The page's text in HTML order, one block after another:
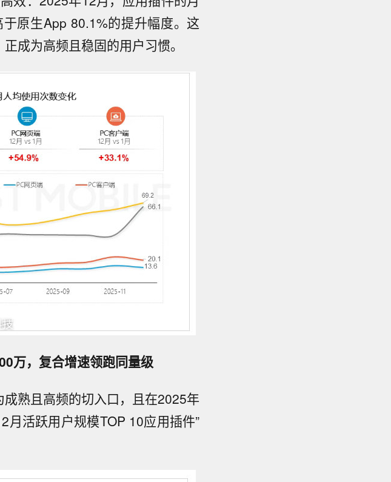
原生App 80.1%的提升幅度。这
成为高频且稳固的用户习惯。
万，复合增速领跑同量级
熟且高频的切入口，且在2025年
月活跃用户规模TOP 10应用插件”